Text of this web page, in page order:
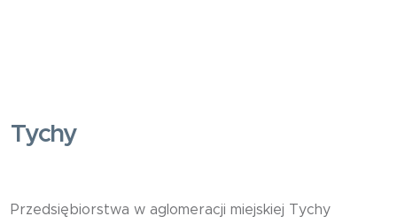
Tychy
Przedsiębiorstwa w aglomeracji miejskiej Tychy